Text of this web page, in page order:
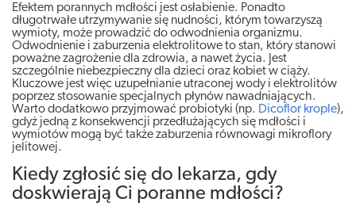
Efektem porannych mdłości jest osłabienie. Ponadto
długotrwałe utrzymywanie się nudności, którym towarzyszą
wymioty, może prowadzić do odwodnienia organizmu.
Odwodnienie i zaburzenia elektrolitowe to stan, który stanowi
poważne zagrożenie dla zdrowia, a nawet życia. Jest
szczególnie niebezpieczny dla dzieci oraz kobiet w ciąży.
Kluczowe jest więc uzupełnianie utraconej wody i elektrolitów
poprzez stosowanie specjalnych płynów nawadniających.
Warto dodatkowo przyjmować probiotyki (np. Dicoflor krople),
gdyż jedną z konsekwencji przedłużających się mdłości i
wymiotów mogą być także zaburzenia równowagi mikroflory
jelitowej.
Kiedy zgłosić się do lekarza, gdy
doskwierają Ci poranne mdłości?